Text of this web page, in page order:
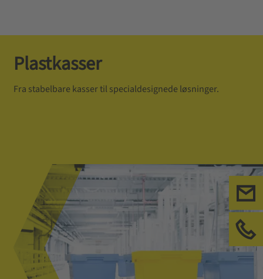
Plastkasser
Fra stabelbare kasser til specialdesignede løsninger.